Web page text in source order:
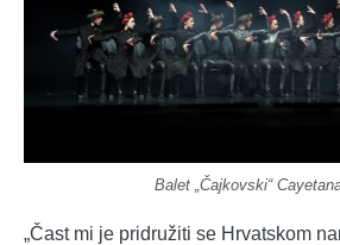
Balet „Čajkovski“
„Čast mi je pridružiti se Hrvatskom